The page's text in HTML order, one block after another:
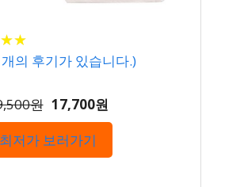
★★
★★
개의 후기가 있습니다.)
원 17,700원
최저가 보러가기